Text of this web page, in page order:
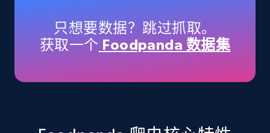
35.3K+ 5.7K+ 注册使用
只想要数据？跳过抓取。
获取一个 Foodpanda 数据集